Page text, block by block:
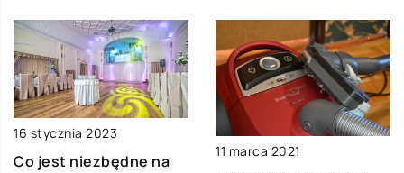
16 stycznia 2023
Co jest niezbędne na
11 marca 2021